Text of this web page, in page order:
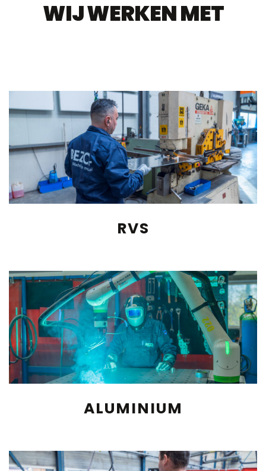
WIJ WERKEN MET
RVS
ALUMINIUM